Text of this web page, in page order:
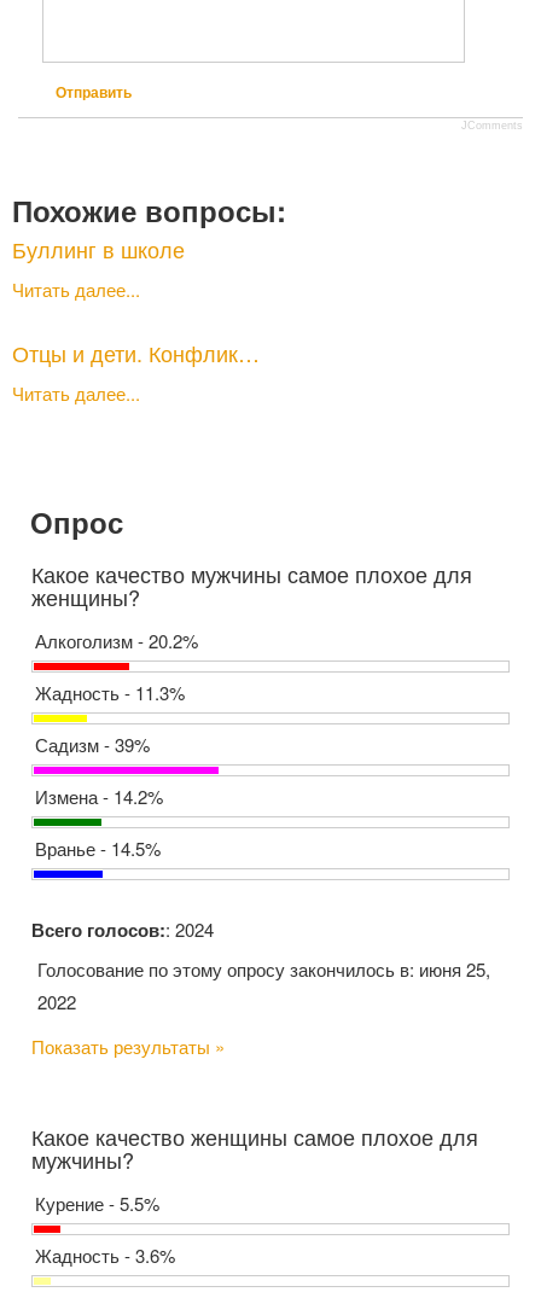
Отправить
JComments
Похожие вопросы:
Буллинг в школе
Читать далее...
Отцы и дети. Конфлик…
Читать далее...
Опрос
Какое качество мужчины самое плохое для
женщины?
Алкоголизм - 20.2%
Жадность - 11.3%
Садизм - 39%
Измена - 14.2%
Вранье - 14.5%
Всего голосов:: 2024
Голосование по этому опросу закончилось в: июня 25,
2022
Показать результаты »
Какое качество женщины самое плохое для
мужчины?
Курение - 5.5%
Жадность - 3.6%